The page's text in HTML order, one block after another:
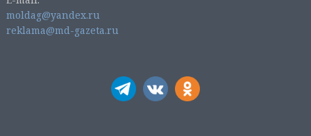
moldag@yandex.ru
reklama@md-gazeta.ru